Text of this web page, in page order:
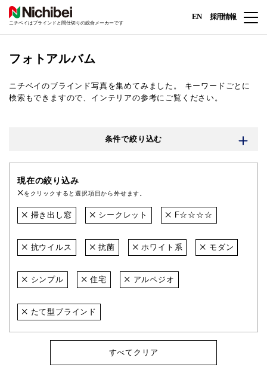
ニチベイはブラインドと間仕切りの総合メーカーです
EN 採用情報
フォトアルバム
ニチベイのブラインド写真を集めてみました。
キーワードごとに
検索もできますので、インテリアの参考にご覧ください。
条件で絞り込む
現在の絞り込み
をクリックすると選択項目から外せます。
掃き出し窓 シークレット F☆☆☆☆
抗ウイルス 抗菌 ホワイト系 モダン
シンプル 住宅 アルペジオ
たて型ブラインド
すべてクリア